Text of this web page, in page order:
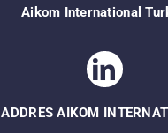
Aikom International
ADDRES AIKOM